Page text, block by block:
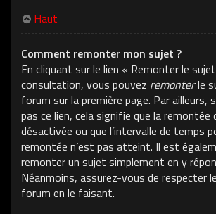
Haut
Comment remonter mon sujet ?
En cliquant sur le lien « Remonter le
consultation, vous pouvez remonterle
forum sur la première page. Par ailleurs,
pas ce lien, cela signifie que la
désactivée ou que l’intervalle de temps
remontée n’est pas atteint. Il est
remonter un sujet simplement en y
Néanmoins, assurez-vous de respecter
forum en le faisant.